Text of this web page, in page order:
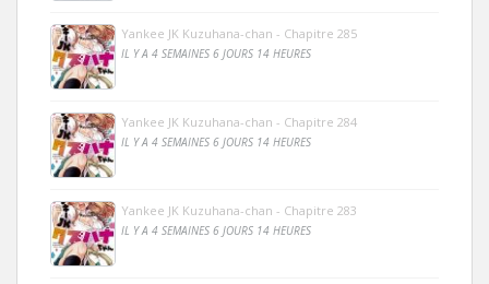
Yankee JK Kuzuhana-chan - Chapitre 285
IL Y A 4 SEMAINES 6 JOURS 14 HEURES
Yankee JK Kuzuhana-chan - Chapitre 284
IL Y A 4 SEMAINES 6 JOURS 14 HEURES
Yankee JK Kuzuhana-chan - Chapitre 283
IL Y A 4 SEMAINES 6 JOURS 14 HEURES